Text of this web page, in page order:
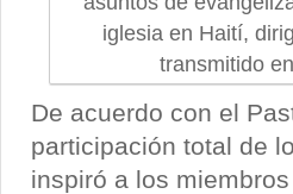
iglesia en Haití,
transmitido
De acuerdo con el
participación total de
inspiró a los